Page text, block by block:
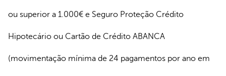
ou superior a 1.000€ e Seguro Proteção Crédito
Hipotecário ou Cartão de Crédito ABANCA
(movimentação mínima de 24 pagamentos por ano em